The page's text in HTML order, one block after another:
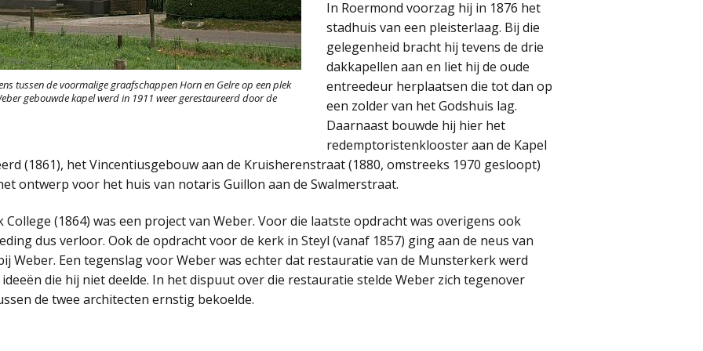
tussen de voormalige graafschappen Horn en Gelre op een plek
gebouwde kapel werd in 1911 weer gerestaureerd door de
In Roermond voorzag hij in 1876 het
stadhuis van een pleisterlaag. Bij die
gelegenheid bracht hij tevens de drie
dakkapellen aan en liet hij de oude
entreedeur herplaatsen die tot dan op
een zolder van het Godshuis lag.
Daarnaast bouwde hij hier het
redemptoristenklooster aan de Kapel
(1861), het Vincentiusgebouw aan de Kruisherenstraat (1880, omstreeks 1970 gesloopt)
ontwerp voor het huis van notaris Guillon aan de Swalmerstraat.
(1864) was een project van Weber. Voor die laatste opdracht was overigens ook
dus verloor. Ook de opdracht voor de kerk in Steyl (vanaf 1857) ging aan de neus van
Weber. Een tegenslag voor Weber was echter dat restauratie van de Munsterkerk werd
die hij niet deelde. In het dispuut over die restauratie stelde Weber zich tegenover
de twee architecten ernstig bekoelde.